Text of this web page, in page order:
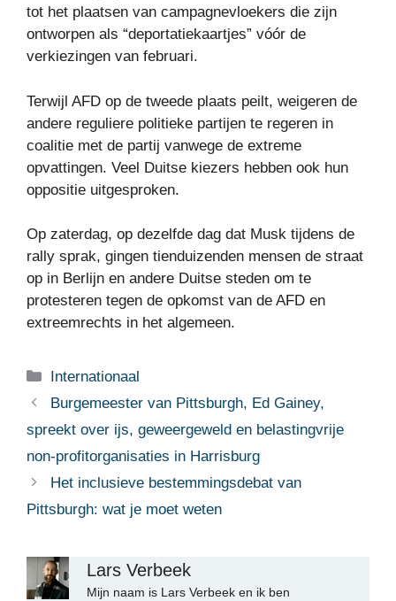
tot het plaatsen van campagnevloekers die zijn
ontworpen als “deportatiekaartjes” vóór de
verkiezingen van februari.
Terwijl AFD op de tweede plaats peilt, weigeren de
andere reguliere politieke partijen te regeren in
coalitie met de partij vanwege de extreme
opvattingen. Veel Duitse kiezers hebben ook hun
oppositie uitgesproken.
Op zaterdag, op dezelfde dag dat Musk tijdens de
rally sprak, gingen tienduizenden mensen de straat
op in Berlijn en andere Duitse steden om te
protesteren tegen de opkomst van de AFD en
extreemrechts in het algemeen.
Categorieën
Internationaal
Burgemeester van Pittsburgh, Ed Gainey,
spreekt over ijs, geweergeweld en belastingvrije
non-profitorganisaties in Harrisburg
Het inclusieve bestemmingsdebat van
Pittsburgh: wat je moet weten
Lars Verbeek
Mijn naam is Lars Verbeek en ik ben